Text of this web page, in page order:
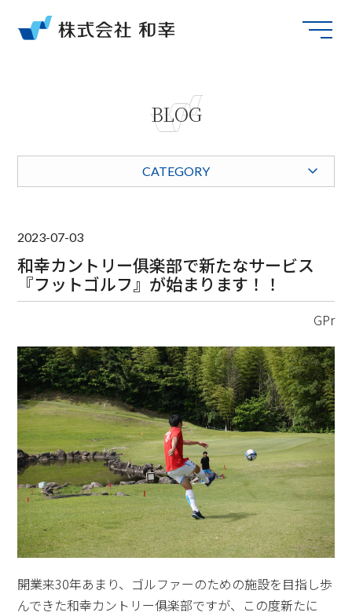
BLOG
CATEGORY
2023-07-03
和幸カントリー俱楽部で新たなサービス
『フットゴルフ』が始まります！！
GPr
開業来30年あまり、ゴルファーのための施設を目指し歩
んできた和幸カントリー俱楽部ですが、この度新たに